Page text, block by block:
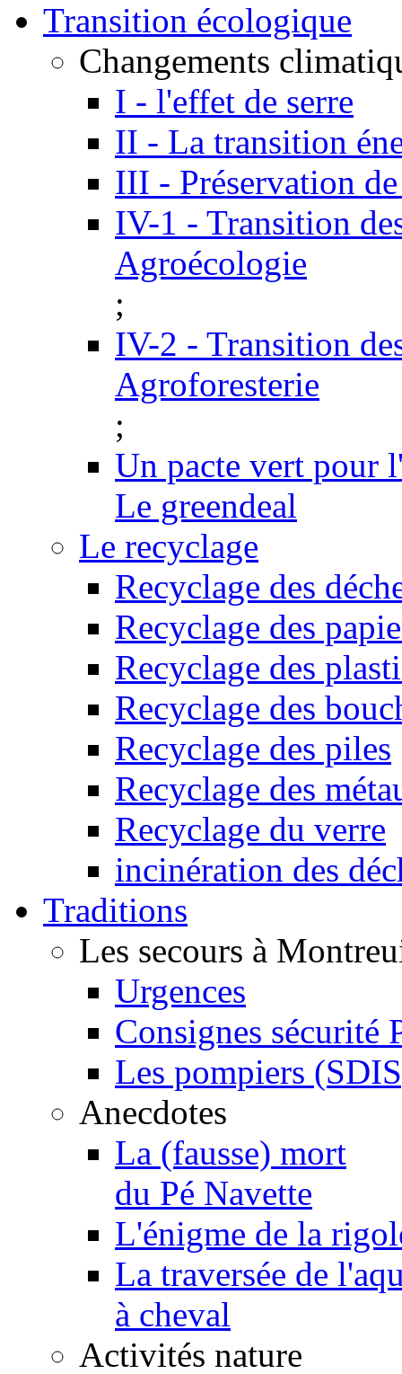
Transition écologique
Changements
I - l'effet de serre
II - La transition
III - Préservation
IV-1 - Transition
Agroécologie
;
IV-2 - Transition
Agroforesterie
;
Un pacte vert pour
Le greendeal
Le recyclage
Recyclage des
Recyclage des
Recyclage des
Recyclage des
Recyclage des piles
Recyclage des
Recyclage du verre
incinération des
Traditions
Les secours à
Urgences
Consignes sécurité
Les pompiers
Anecdotes
La (fausse) mort
du Pé Navette
L'énigme de la
La traversée de
à cheval
Activités nature